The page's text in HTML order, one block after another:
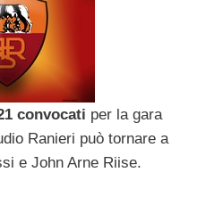
convocati per la gara
Ranieri può tornare a
e John Arne Riise.